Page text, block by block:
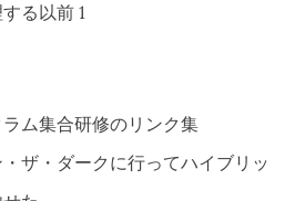
る以前 1
ム集合研修のリンク集
ザ・ダークに行ってハイブリッ